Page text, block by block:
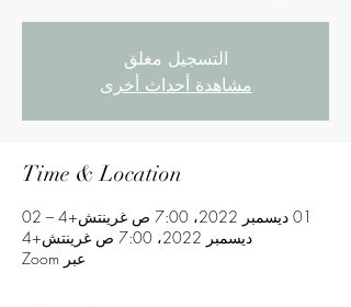
التسجيل مغلق
مشاهدة أحداث أخرى
Time & Location
01 ديسمبر 2022، 7:00 ص غرينتش+4 – 02
ديسمبر 2022، 7:00 ص غرينتش+4
عبر Zoom